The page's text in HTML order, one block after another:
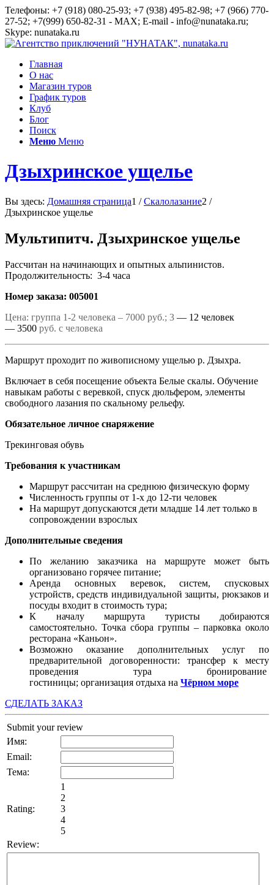
Телефоны: +7 (918) 080-25-93; +7 (938) 495-82-98; +7 (966) 770-
27-52; +7(999) 650-82-31 - MAX; E-mail - info@nunataka.ru;
Skype: nunataka.ru
Главная
О нас
Магазин туров
График туров
Клуб
Блог
Поиск
Меню Меню
Дзыхринское ущелье
Вы здесь: Домашняя страница1 / Скалолазание2 /
Дзыхринское ущелье
Мультипитч. Дзыхринское ущелье
Рассчитан на начинающих и опытных альпинистов.
Продолжительность: 3-4 часа
Номер заказа: 005001
Цена: группа 1-2 человека – 7000 руб.; 3 — 12 человек
— 3500 руб. с человека
Маршрут проходит по живописному ущелью р. Дзыхра.
Включает в себя посещение объекта Белые скалы. Обучение
навыкам работы с веревкой, спуск дюльфером, элементы
свободного лазания по скальному рельефу.
Обязательное личное снаряжение
Трекинговая обувь
Требования к участникам
Маршрут рассчитан на среднюю физическую форму
Численность группы от 1-х до 12-ти человек
На маршрут допускаются дети младше 14 лет только в
сопровождении взрослых
Дополнительные сведения
По желанию заказчика на маршруте может быть
организовано горячее питание;
Аренда основных веревок, систем, спусковых
устройств, средств индивидуальной защиты, рюкзаков и
посуды входит в стоимость тура;
К началу маршрута туристы добираются
самостоятельно. Точка сбора группы – парковка около
ресторана «Каньон».
Возможно оказание дополнительных услуг по
предварительной договоренности: трансфер к месту
проведения тура бронирование
гостиницы; организация отдыха на Чёрном море
СДЕЛАТЬ ЗАКАЗ
Submit your review
Имя:
Email:
Тема:
Rating:
1
2
3
4
5
Review: